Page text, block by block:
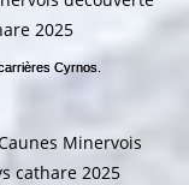
Cyrnos.